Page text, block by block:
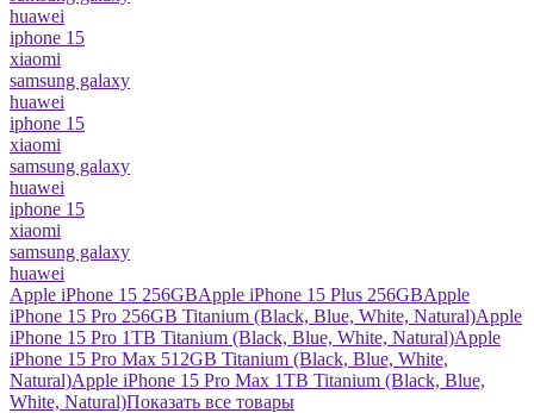
huawei
iphone 15
xiaomi
samsung galaxy
huawei
iphone 15
xiaomi
samsung galaxy
huawei
iphone 15
xiaomi
samsung galaxy
huawei
Apple iPhone 15 256GBApple iPhone 15 Plus 256GBApple
iPhone 15 Pro 256GB Titanium (Black, Blue, White, Natural)Apple
iPhone 15 Pro 1TB Titanium (Black, Blue, White, Natural)Apple
iPhone 15 Pro Max 512GB Titanium (Black, Blue, White,
Natural)Apple iPhone 15 Pro Max 1TB Titanium (Black, Blue,
White, Natural)Показать все товары